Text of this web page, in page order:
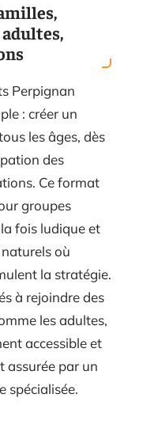
adultes,
Perpignan
: créer un
les âges, dès
des
Ce format
groupes
fois ludique et
où
la stratégie.
à rejoindre des
les adultes,
accessible et
assurée par un
spécialisée.